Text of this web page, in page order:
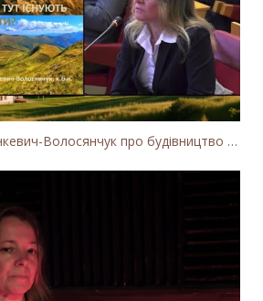
Виступ Оксани Станкевич-Волосянчук про будівництво вітропарків у Закарпатській області